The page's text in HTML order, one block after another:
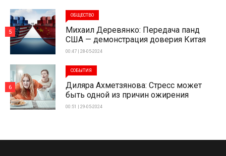
ОБЩЕСТВО
Михаил Деревянко: Передача панд
США — демонстрация доверия Китая
00:47 | 28-05-2024
5
СОБЫТИЯ
Диляра Ахметзянова: Стресс может
быть одной из причин ожирения
00:51 | 29-05-2024
6